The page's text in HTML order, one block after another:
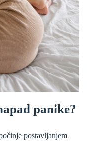
panike?
postavljanjem